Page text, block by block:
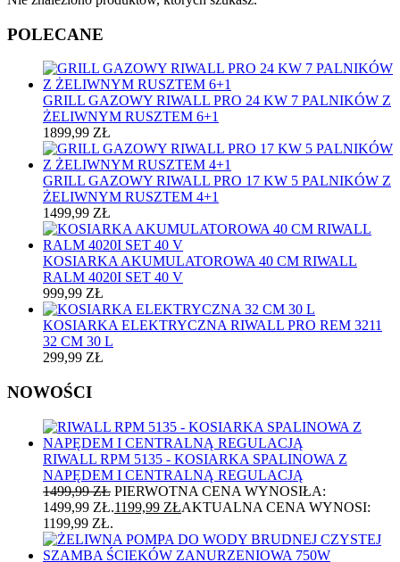
POLECANE
GRILL GAZOWY RIWALL PRO 24 KW 7 PALNIKÓW Z
ŻELIWNYM RUSZTEM 6+1
1899,99 ZŁ
GRILL GAZOWY RIWALL PRO 17 KW 5 PALNIKÓW Z
ŻELIWNYM RUSZTEM 4+1
1499,99 ZŁ
KOSIARKA AKUMULATOROWA 40 CM RIWALL
RALM 4020I SET 40 V
999,99 ZŁ
KOSIARKA ELEKTRYCZNA RIWALL PRO REM 3211
32 CM 30 L
299,99 ZŁ
NOWOŚCI
RIWALL RPM 5135 - KOSIARKA SPALINOWA Z
NAPĘDEM I CENTRALNĄ REGULACJĄ
1499,99ZŁ PIERWOTNA CENA WYNOSIŁA:
1499,99 ZŁ.1199,99 ZŁAKTUALNA CENA WYNOSI:
1199,99 ZŁ.